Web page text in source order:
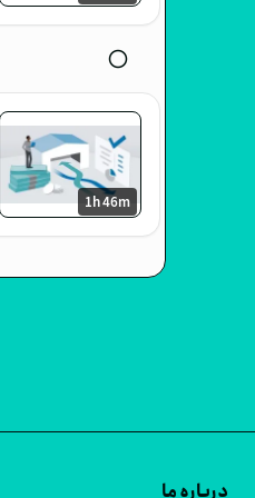
radio_button_unchecked
1h 46m
درباره ما